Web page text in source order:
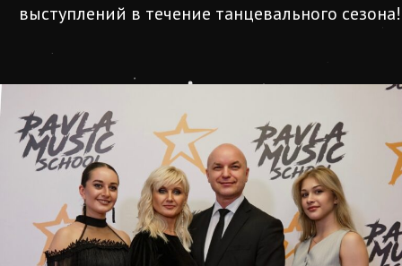
выступлений в течение танцевального сезона!